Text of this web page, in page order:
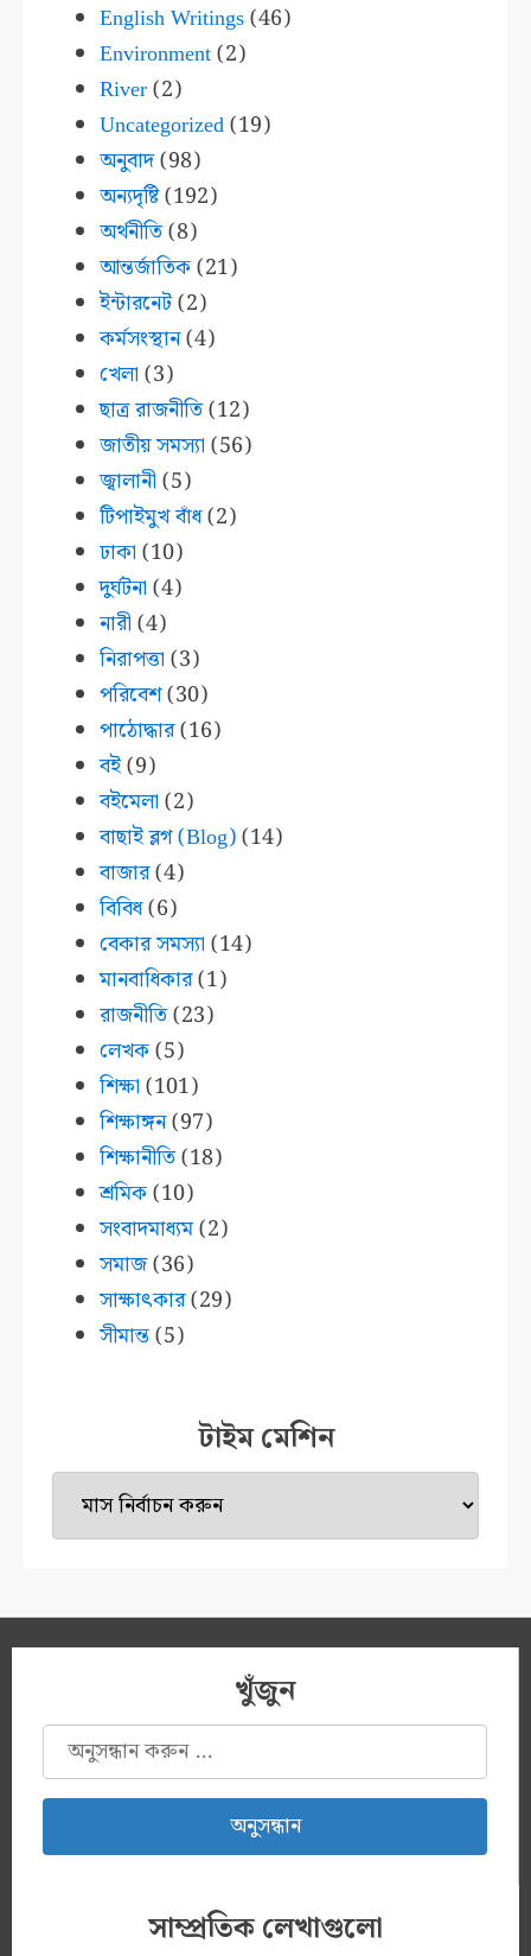
English Writings(46)
Environment(2)
River(2)
Uncategorized(19)
অনুবাদ(98)
অন্যদৃষ্টি(192)
অর্থনীতি(8)
আন্তর্জাতিক(21)
ইন্টারনেট(2)
কর্মসংস্থান(4)
খেলা (3)
ছাত্র রাজনীতি(12)
জাতীয় সমস্যা (56)
জ্বালানী (5)
টিপাইমুখ বাঁধ(2)
ঢাকা (10)
দুর্ঘটনা (4)
নারী (4)
নিরাপত্তা (3)
পরিবেশ(30)
পাঠোদ্ধার(16)
বই(9)
বইমেলা (2)
বাছাই ব্লগ (Blog)(14)
বাজার(4)
বিবিধ(6)
বেকার সমস্যা (14)
মানবাধিকার(1)
রাজনীতি(23)
লেখক(5)
শিক্ষা (101)
শিক্ষাঙ্গন(97)
শিক্ষানীতি(18)
শ্রমিক(10)
সংবাদমাধ্যম(2)
সমাজ(36)
সাক্ষাৎকার(29)
সীমান্ত(5)
টাইম মেশিন
টাইম
মেশিন
খুঁজুন
অনুসন্ধানঃ
সাম্প্রতিক লেখাগুলো